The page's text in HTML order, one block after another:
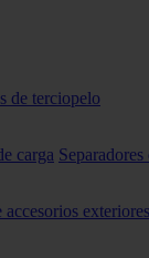
de terciopelo
carga Separadores
accesorios exteriores